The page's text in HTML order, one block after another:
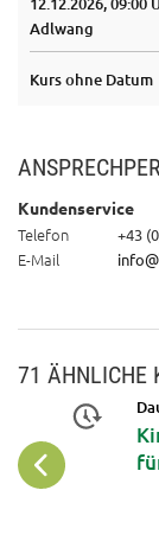
Adlwang
Kurs ohne Datum
Kundenservice
Telefon +43
E-Mail
71 ÄHNLICHE